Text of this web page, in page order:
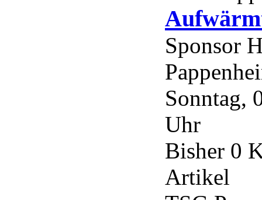
Sponsor
Sonntag,
Uhr
Bisher 0
Artikel